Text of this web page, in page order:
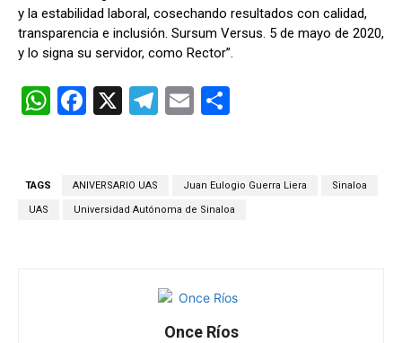
y la estabilidad laboral, cosechando resultados con calidad,
transparencia e inclusión. Sursum Versus. 5 de mayo de 2020,
y lo signa su servidor, como Rector”.
W F
b
o
X
T
a
E
p
ar
TAGS ANIVERSARIO UAS Juan Eulogio Guerra Liera Sinaloa
UAS Universidad Autónoma de Sinaloa
Once Ríos